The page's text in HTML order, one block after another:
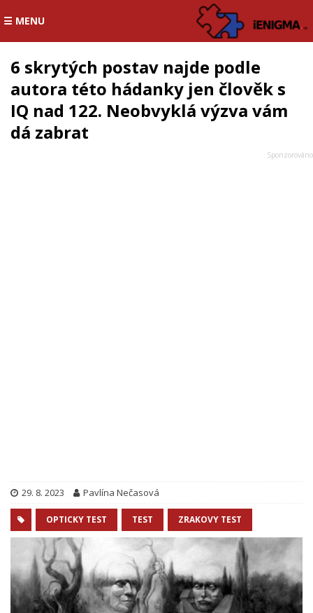
☰ MENU
6 skrytých postav najde podle
autora této hádanky jen člověk s
IQ nad 122. Neobvyklá výzva vám
dá zabrat
29. 8. 2023 Pavlína Nečasová
OPTICKY TEST TEST ZRAKOVY TEST